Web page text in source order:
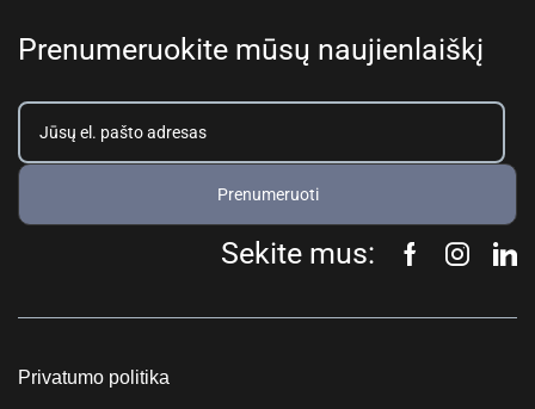
Prenumeruokite mūsų naujienlaiškį
Prenumeruoti
Sekite mus:
Privatumo politika